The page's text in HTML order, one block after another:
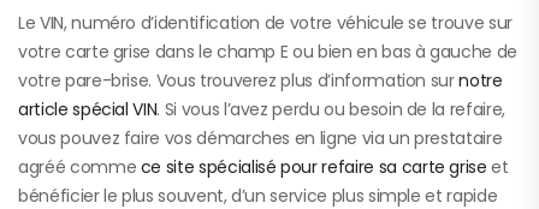
Le VIN, numéro d’identification de votre véhicule se trouve sur
votre carte grise dans le champ E ou bien en bas à gauche de
votre pare-brise. Vous trouverez plus d’information surnotre
article spécial VIN. Si vous l’avez perdu ou besoin de la refaire,
vous pouvez faire vos démarches en ligne via un prestataire
agréé comme ce site spécialisé pour refaire sa carte grise et
bénéficier le plus souvent, d’un service plus simple et rapide